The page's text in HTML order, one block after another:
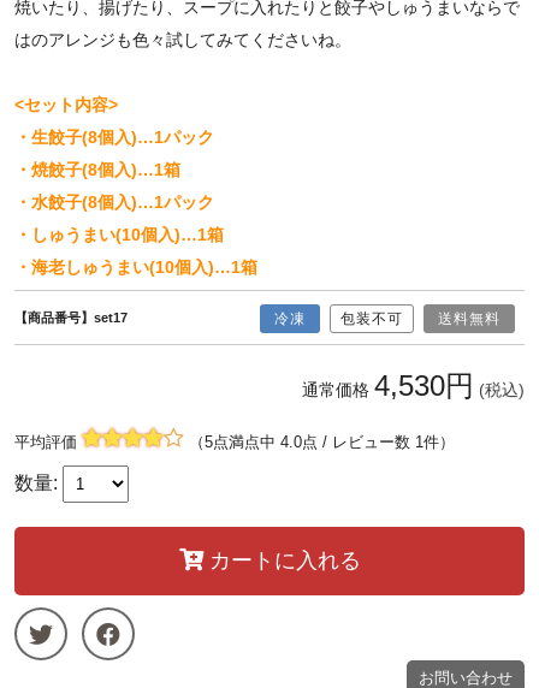
焼いたり、揚げたり、スープに入れたりと餃子やしゅうまいならで
はのアレンジも色々試してみてくださいね。
<セット内容>
・生餃子(8個入)…1パック
・焼餃子(8個入)…1箱
・水餃子(8個入)…1パック
・しゅうまい(10個入)…1箱
・海老しゅうまい(10個入)…1箱
【商品番号】set17 冷凍 包装不可 送料無料
通常価格 4,530円 (税込)
平均評価 （5点満点中 4.0点 / レビュー数 1件）
数量:
カートに入れる
お問い合わせ